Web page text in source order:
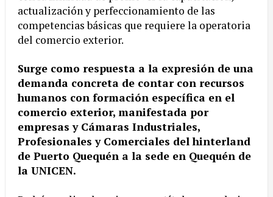
actualización y perfeccionamiento de las
competencias básicas que requiere la operatoria
del comercio exterior.
Surge como respuesta a la expresión de una
demanda concreta de contar con recursos
humanos con formación específica en el
comercio exterior, manifestada por
empresas y Cámaras Industriales,
Profesionales y Comerciales del hinterland
de Puerto Quequén a la sede en Quequén de
la UNICEN.